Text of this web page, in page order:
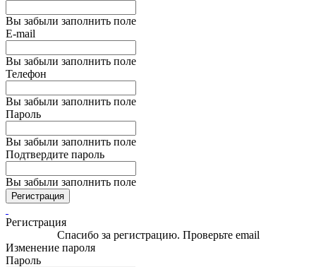
Вы забыли заполнить поле
E-mail
Вы забыли заполнить поле
Телефон
Вы забыли заполнить поле
Пароль
Вы забыли заполнить поле
Подтвердите пароль
Вы забыли заполнить поле
Регистрация
Регистрация
Спасибо за регистрацию. Проверьте email
Изменение пароля
Пароль